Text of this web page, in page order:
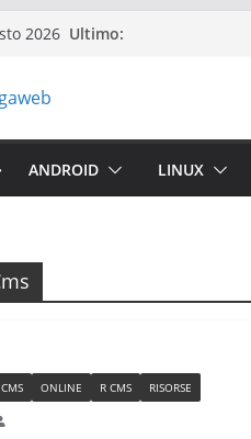
2026 Ultimo:
ANDROID LINUX
ONLINE R CMS RISORSE